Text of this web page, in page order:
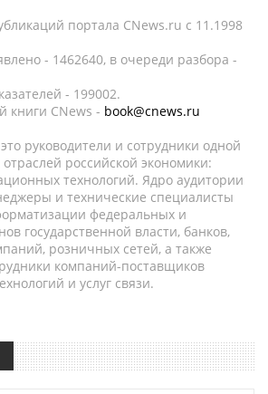
портала CNews.ru c 11.1998
- 1462640, в очереди разбора -
- 199002.
книги CNews - book@cnews.ru
руководители и сотрудники одной
российской экономики:
технологий. Ядро аудитории
и технические специалисты
федеральных и
государственной власти, банков,
розничных сетей, а также
компаний-поставщиков
и услуг связи.